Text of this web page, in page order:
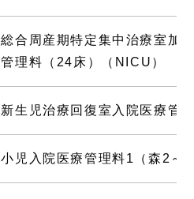
総合周産期特定集中治療室加
管理料（24床）（NICU）
新生児治療回復室入院医療管
小児入院医療管理料1（森2～